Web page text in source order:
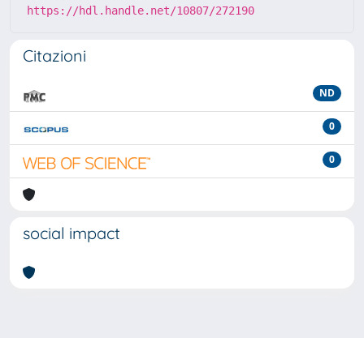
https://hdl.handle.net/10807/272190
Citazioni
ND
0
0
social impact